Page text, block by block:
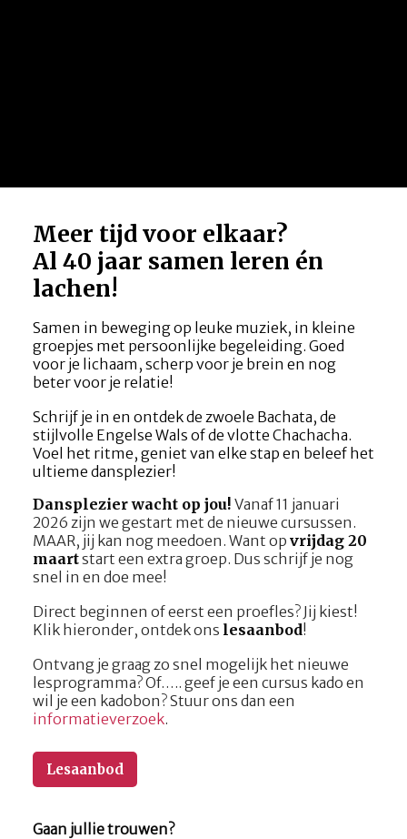
Meer tijd voor elkaar?
Al 40 jaar samen leren én
lachen!
Samen in beweging op leuke muziek, in kleine
groepjes met persoonlijke begeleiding. Goed
voor je lichaam, scherp voor je brein en nog
beter voor je relatie!
Schrijf je in en ontdek de zwoele Bachata, de
stijlvolle Engelse Wals of de vlotte Chachacha.
Voel het ritme, geniet van elke stap en beleef het
ultieme dansplezier!
Dansplezier wacht op jou! Vanaf 11 januari
2026 zijn we gestart met de nieuwe cursussen.
MAAR, jij kan nog meedoen. Want op vrijdag 20
maartstart een extra groep. Dus schrijf je nog
snel in en doe mee!
Direct beginnen of eerst een proefles? Jij kiest!
Klik hieronder, ontdek ons lesaanbod!
Ontvang je graag zo snel mogelijk het nieuwe
lesprogramma? Of….. geef je een cursus kado en
wil je een kadobon? Stuur ons dan een
informatieverzoek.
Lesaanbod
Gaan jullie trouwen?